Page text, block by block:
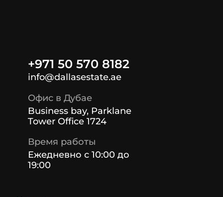
+971 50 570 8182
info@dallasestate.ae
Офис в Дубае
Business bay, Parklane
Tower Office 1724
Время работы
Ежедневно с 10:00 до
19:00